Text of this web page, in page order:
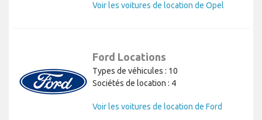
Voir les voitures de location de Opel
Ford Locations
Types de véhicules : 10
Sociétés de location : 4
Voir les voitures de location de Ford